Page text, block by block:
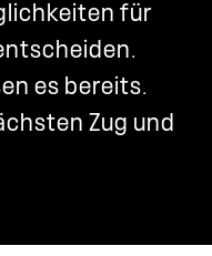
für
es bereits.
Zug und